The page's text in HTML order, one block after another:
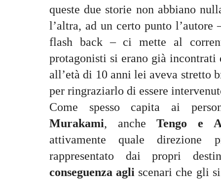
queste due storie non abbiano
l’altra, ad un certo punto l’autore
flash back – ci mette al
protagonisti si erano già incontrati
all’età di 10 anni lei aveva stretto
per ringraziarlo di essere
Come spesso capita ai
Murakami, ancheTengo e
attivamente quale direzione
rappresentato dai propri
conseguenza agli scenari che gli